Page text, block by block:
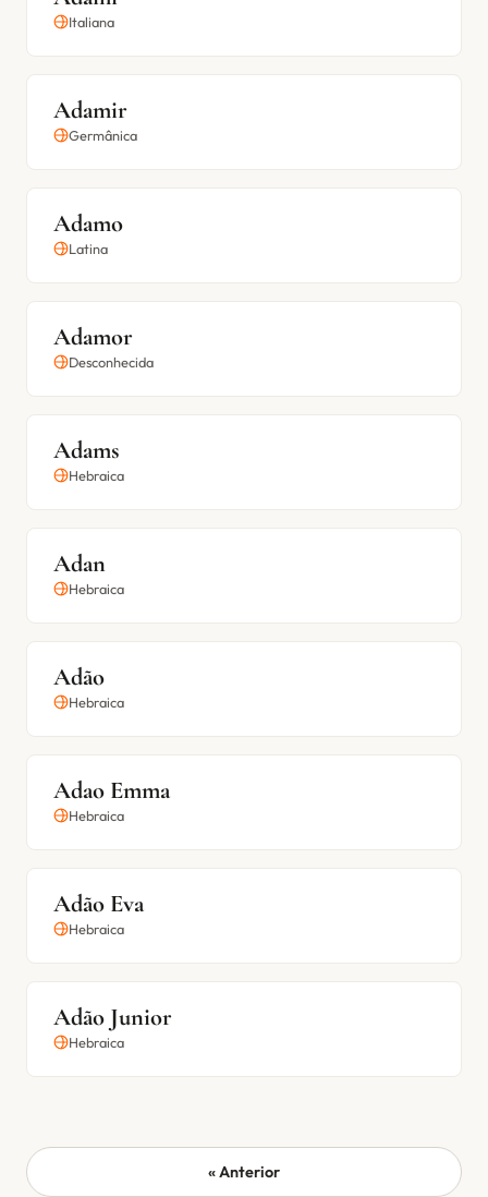
Italiana
Adamir
Germânica
Adamo
Latina
Adamor
Desconhecida
Adams
Hebraica
Adan
Hebraica
Adão
Hebraica
Adao Emma
Hebraica
Adão Eva
Hebraica
Adão Junior
Hebraica
« Anterior